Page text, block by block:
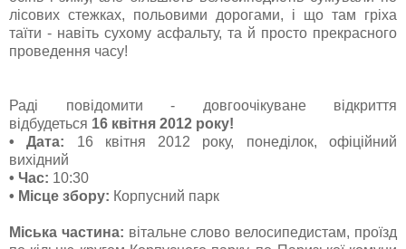
лісових стежках, польовими дорогами, і що там гріха
таїти - навіть сухому асфальту, та й просто прекрасного
проведення часу!
Раді повідомити - довгоочікуване відкриття
відбудеться 16 квітня 2012 року!
• Дата: 16 квітня 2012 року, понеділок, офіційний
вихідний
• Час: 10:30
• Місце збору: Корпусний парк
Міська частина: вітальне слово велосипедистам, проїзд